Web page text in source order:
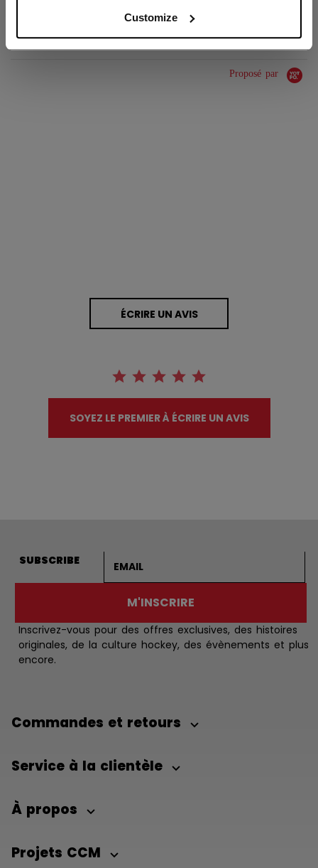
Customize
ÉVALUATIONS
Proposé par
ÉCRIRE UN AVIS
SOYEZ LE PREMIER À ÉCRIRE UN AVIS
SUBSCRIBE
M'INSCRIRE
Inscrivez-vous pour des offres exclusives, des histoires
originales, de la culture hockey, des évènements et plus
encore.
Commandes et retours
Service à la clientèle
À propos
Projets CCM